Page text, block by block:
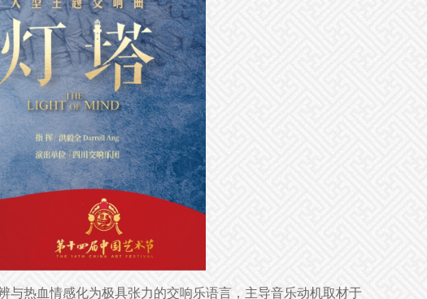
与热血情感化为极具张力的交响乐语言，主导音乐动机取材于